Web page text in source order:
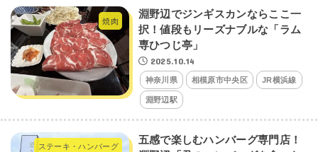
焼肉
淵野辺でジンギスカンならここ一
択！値段もリーズナブルな「ラム
専ひつじ亭」
2025.10.14
神奈川県 相模原市中央区 JR横浜線
淵野辺駅
ステーキ・ハンバーグ
五感で楽しむハンバーグ専門店！